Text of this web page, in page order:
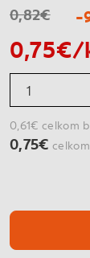
0,82€ -
0,75€/
0,61€ celkom
0,75€